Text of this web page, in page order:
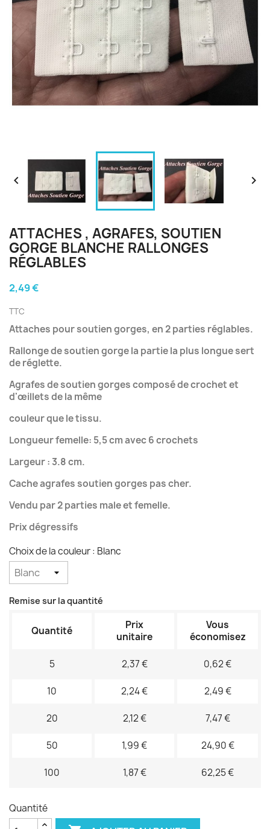
 
ATTACHES , AGRAFES, SOUTIEN
GORGE BLANCHE RALLONGES
RÉGLABLES
2,49 €
TTC
Attaches pour soutien gorges, en 2 parties réglables.
Rallonge de soutien gorge la partie la plus longue sert
de réglette.
Agrafes de soutien gorges composé de crochet et
d'œillets de la même
couleur que le tissu.
Longueur femelle: 5,5 cm avec 6 crochets
Largeur : 3.8 cm.
Cache agrafes soutien gorges pas cher.
Vendu par 2 parties male et femelle.
Prix dégressifs
Choix de la couleur : Blanc
Remise sur la quantité
Quantité
Prix
unitaire
Vous
économisez
5 2,37 € 0,62 €
10 2,24 € 2,49 €
20 2,12 € 7,47 €
50 1,99 € 24,90 €
100 1,87 € 62,25 €
Quantité